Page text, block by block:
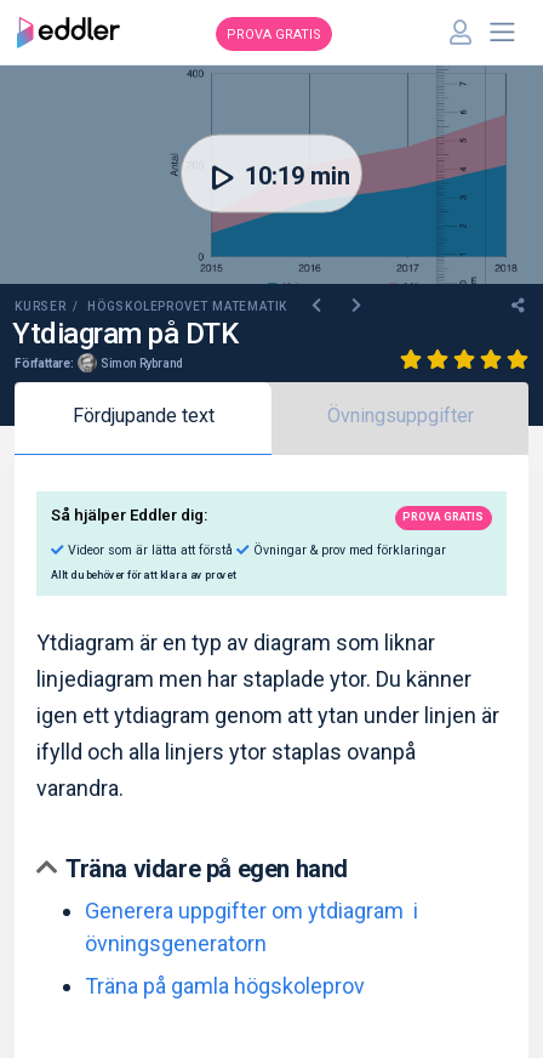
PROVA GRATIS
KURSER / HÖGSKOLEPROVET MATEMATIK
Ytdiagram på DTK
Författare: Simon Rybrand
10:19 min
Fördjupande text Övningsuppgifter
Så hjälper Eddler dig:
Videor som är lätta att förstå
Ytdiagram är en typ av diagram som liknar
linjediagram men har staplade ytor. Du känner
igen ett ytdiagram genom att ytan under linjen är
ifylld och alla linjers ytor staplas ovanpå
varandra.
Träna vidare på egen hand
Generera uppgifter om ytdiagram i
övningsgeneratorn
Träna på gamla högskoleprov